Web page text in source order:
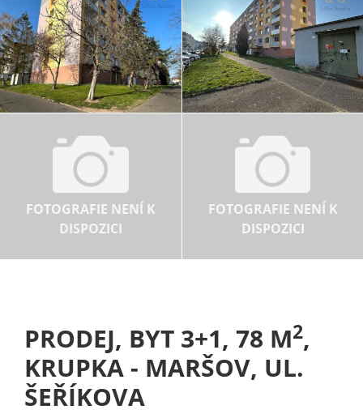
FOTOGRAFIE NENÍ K
DISPOZICI
FOTOGRAFIE NENÍ K
DISPOZICI
PRODEJ, BYT 3+1, 78 M2,
KRUPKA - MARŠOV, UL.
ŠEŘÍKOVA